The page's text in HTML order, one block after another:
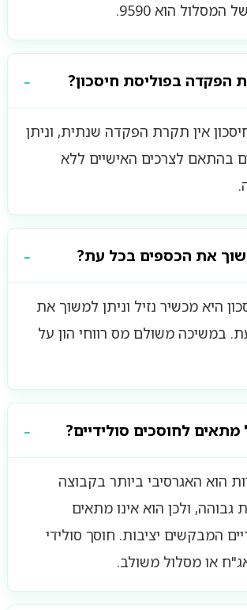
הוא 9590.
הפקדה בפוליסת חיסכון?
אין תקרת הפקדה שנתית, וניתן
בהתאם לצרכים האישיים ללא
את הכספים בכל עת?
היא מכשיר נזיל וניתן למשוך את
במשיכה משולם מס רווחי הון על
לחוסכים סולידיים?
הוא האגרסיבי ביותר בקבוצה
גבוהה, ולכן הוא אינו מתאים
המבקשים יציבות. חוסך סולידי
או מסלול משולב.